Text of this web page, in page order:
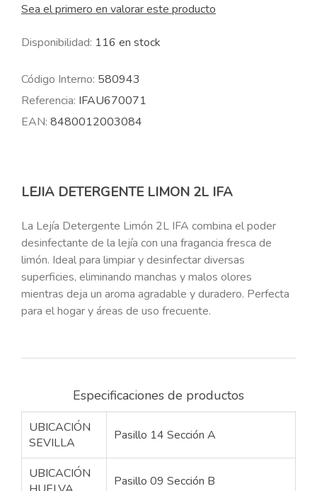
Sea el primero en valorar este producto
Disponibilidad: 116 en stock
Código Interno: 580943
Referencia: IFAU670071
EAN: 8480012003084
LEJIA DETERGENTE LIMON 2L IFA
La Lejía Detergente Limón 2L IFA combina el poder
desinfectante de la lejía con una fragancia fresca de
limón. Ideal para limpiar y desinfectar diversas
superficies, eliminando manchas y malos olores
mientras deja un aroma agradable y duradero. Perfecta
para el hogar y áreas de uso frecuente.
Especificaciones de productos
UBICACIÓN
SEVILLA
Pasillo 14 Sección A
UBICACIÓN
Pasillo 09 Sección B